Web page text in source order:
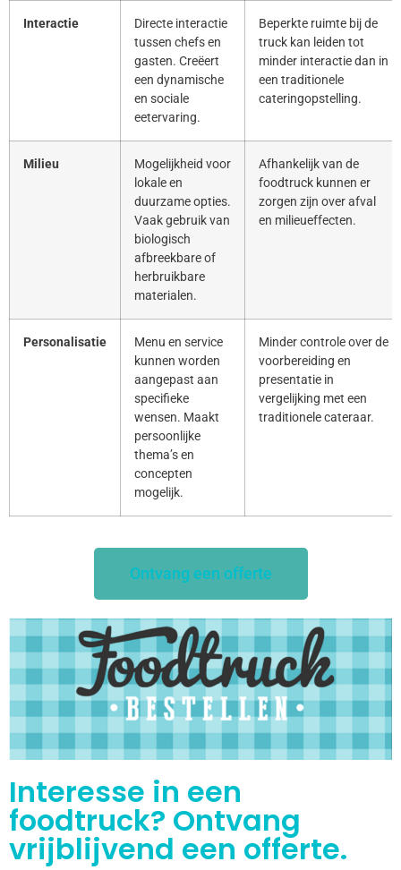
Interactie
Directe interactie
tussen chefs en
gasten. Creëert
een dynamische
en sociale
eetervaring.
Beperkte ruimte bij de
truck kan leiden tot
minder interactie dan in
een traditionele
cateringopstelling.
Milieu
Mogelijkheid voor
lokale en
duurzame opties.
Vaak gebruik van
biologisch
afbreekbare of
herbruikbare
materialen.
Afhankelijk van de
foodtruck kunnen er
zorgen zijn over afval
en milieueffecten.
Personalisatie
Menu en service
kunnen worden
aangepast aan
specifieke
wensen. Maakt
persoonlijke
thema’s en
concepten
mogelijk.
Minder controle over de
voorbereiding en
presentatie in
vergelijking met een
traditionele cateraar.
Ontvang een offerte
Interesse in een
foodtruck? Ontvang
vrijblijvend een offerte.